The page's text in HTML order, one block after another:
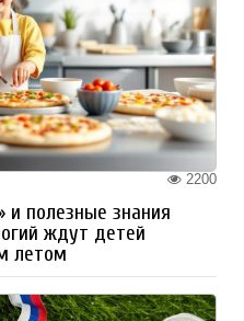
2200
и полезные знания
ждут детей
летом